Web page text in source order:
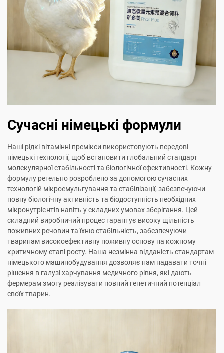
Сучасні німецькі формули
Наші рідкі вітамінні премікси використовують передові
німецькі технології, щоб встановити глобальний стандарт
молекулярної стабільності та біологічної ефективності. Кожну
формулу ретельно розроблено за допомогою сучасних
технологій мікроемульгування та стабілізації, забезпечуючи
повну біологічну активність та біодоступність необхідних
мікронутрієнтів навіть у складних умовах зберігання. Цей
складний виробничий процес гарантує високу щільність
поживних речовин та їхню стабільність, забезпечуючи
тваринам високоефективну поживну основу на кожному
критичному етапі росту. Наша незмінна відданість стандартам
німецького машинобудування дозволяє нам надавати точні
рішення в галузі харчування медичного рівня, які дають
фермерам змогу реалізувати повний генетичний потенціал
своїх тварин.